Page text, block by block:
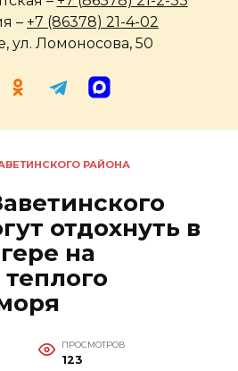
– +7 (86378) 21-4-02
ул. Ломоносова, 50
РАЙОНА
отдохнуть в
на
ПРОСМОТРОВ
123